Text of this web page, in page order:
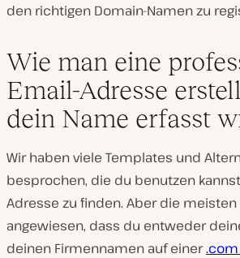
den richtigen Domain-Namen zu
Wie man eine
Email-Adresse
dein Name erfasst
Wir haben viele Templates und
besprochen, die du benutzen
Adresse zu finden. Aber die
angewiesen, dass du entweder
deinen Firmennamen auf einer